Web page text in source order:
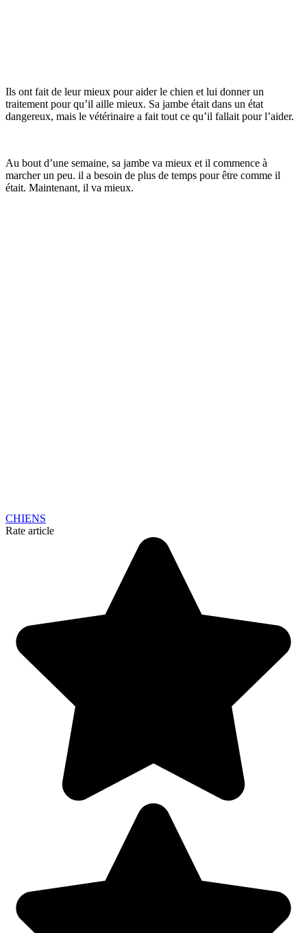
Ils ont fait de leur mieux pour aider le chien et lui donner un
traitement pour qu’il aille mieux. Sa jambe était dans un état
dangereux, mais le vétérinaire a fait tout ce qu’il fallait pour l’aider.
Au bout d’une semaine, sa jambe va mieux et il commence à
marcher un peu. il a besoin de plus de temps pour être comme il
était. Maintenant, il va mieux.
CHIENS
Rate article